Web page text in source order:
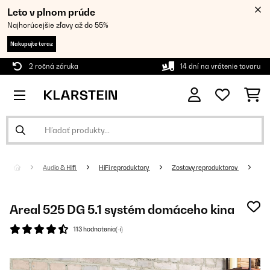
Leto v plnom prúde
Najhorúcejšie zľavy až do 55%
Nakupujte teraz
2 ročná záruka 14 dní na vrátenie tovaru
Audio & Hifi HiFi reproduktory Zostavy reproduktorov
Areal 525 DG 5.1 systém domáceho kina
113 hodnotenia(-í)